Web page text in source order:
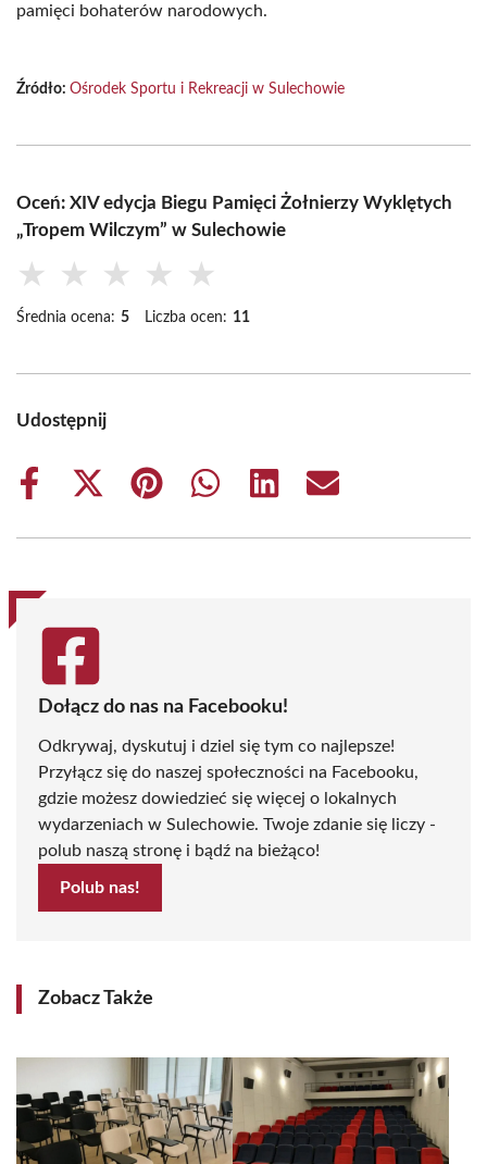
pamięci bohaterów narodowych.
Źródło: Ośrodek Sportu i Rekreacji w Sulechowie
Oceń: XIV edycja Biegu Pamięci Żołnierzy Wyklętych
„Tropem Wilczym” w Sulechowie
★ ★ ★ ★ ★
Średnia ocena: 5 Liczba ocen: 11
Udostępnij
Share
Share
(Twitter)
Share
Share
Share
Share
Dołącz do nas na Facebooku!
Odkrywaj, dyskutuj i dziel się tym co najlepsze!
Przyłącz się do naszej społeczności na Facebooku,
gdzie możesz dowiedzieć się więcej o lokalnych
wydarzeniach w Sulechowie. Twoje zdanie się liczy -
polub naszą stronę i bądź na bieżąco!
Polub nas!
Zobacz Także